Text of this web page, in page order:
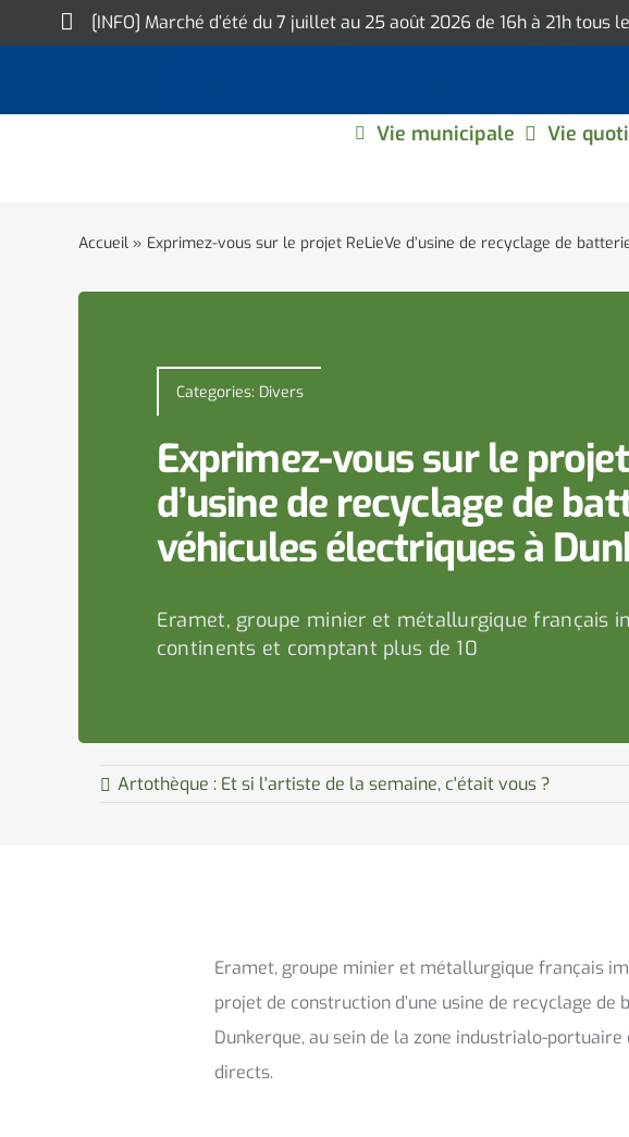
to
[INFO] Marché d’été du 7 juillet au 25 août 2026 de 16h à 21h
Vie municipale Vie
Accueil» Exprimez-vous sur le projet ReLieVe d’usine de recyclage de
Categories: Divers
Exprimez-vous sur le
d’usine de recyclage de
véhicules électriques à
Eramet, groupe minier et métallurgique français
continents et comptant plus de 10
Artothèque : Et si l'artiste de la semaine, c'était vous ?
Eramet, groupe minier et métallurgique français
projet de construction d’une usine de recyclage
Dunkerque, au sein de la zone industrialo-
directs.